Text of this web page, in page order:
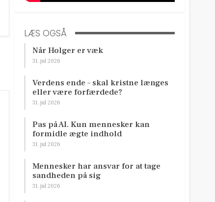
LÆS OGSÅ
Når Holger er væk
31. jul 2026
Verdens ende – skal kristne længes
eller være forfærdede?
31. jul 2026
Pas på AI. Kun mennesker kan
formidle ægte indhold
31. jul 2026
Mennesker har ansvar for at tage
sandheden på sig
31. jul 2026